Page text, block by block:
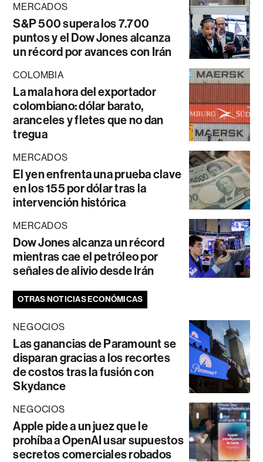
MERCADOS
S&P 500 supera los 7.700
puntos y el Dow Jones alcanza
un récord por avances con Irán
COLOMBIA
La mala hora del exportador
colombiano: dólar barato,
aranceles y fletes que no dan
tregua
MERCADOS
El yen enfrenta una prueba clave
en los 155 por dólar tras la
intervención histórica
MERCADOS
Dow Jones alcanza un récord
mientras cae el petróleo por
señales de alivio desde Irán
OTRAS NOTICIAS ECONÓMICAS
NEGOCIOS
Las ganancias de Paramount se
disparan gracias a los recortes
de costos tras la fusión con
Skydance
NEGOCIOS
Apple pide a un juez que le
prohíba a OpenAI usar supuestos
secretos comerciales robados